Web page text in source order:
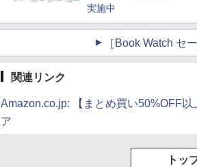
実施中
［Book Watch セ
関連リンク
Amazon.co.jp: 【まとめ買い50%OFF
ア
トッ